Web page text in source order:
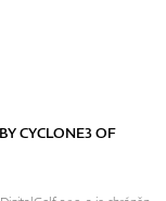
CYCLONE3OF